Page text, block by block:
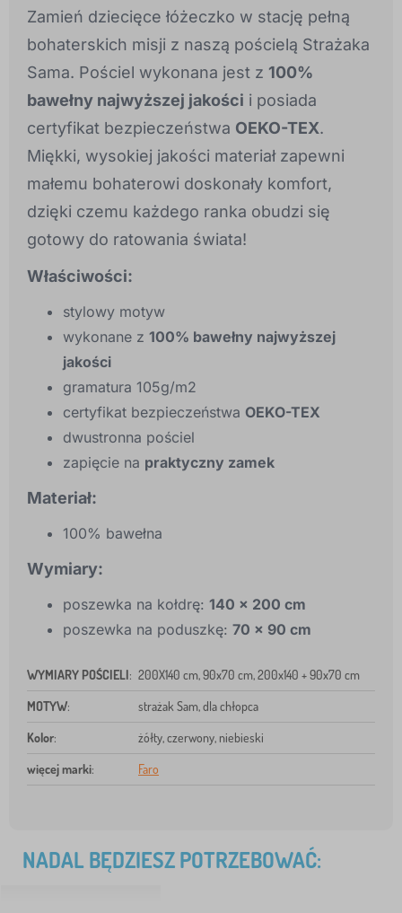
Zamień dziecięce łóżeczko w stację pełną
bohaterskich misji z naszą pościelą Strażaka
Sama. Pościel wykonana jest z 100%
bawełny najwyższej jakości i posiada
certyfikat bezpieczeństwa OEKO-TEX.
Miękki, wysokiej jakości materiał zapewni
małemu bohaterowi doskonały komfort,
dzięki czemu każdego ranka obudzi się
gotowy do ratowania świata!
Właściwości:
stylowy motyw
wykonane z 100% bawełny najwyższej
jakości
gramatura 105g/m2
certyfikat bezpieczeństwa OEKO-TEX
dwustronna pościel
zapięcie na praktyczny zamek
Materiał:
100% bawełna
Wymiary:
poszewka na kołdrę: 140 x 200 cm
poszewka na poduszkę: 70 x 90 cm
WYMIARY POŚCIELI: 200X140 cm, 90x70 cm, 200x140 + 90x70 cm
MOTYW: strażak Sam, dla chłopca
Kolor: żółty, czerwony, niebieski
więcej marki: Faro
NADAL BĘDZIESZ POTRZEBOWAĆ: